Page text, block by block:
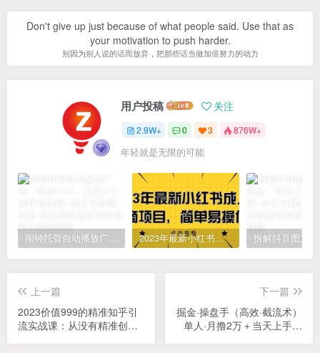
Don't give up just because of what people said. Use that as
your motivation to push harder.
别因为别人说的话而放弃，把那些话当做加倍努力的动力
用户投稿 关注
2.9W+ 0 3 876W+
年轻就是无限的可能
闹钟托管自动播放广告，单机5-10，无需人工操作 2023年最新小红书成人电商项目，简单易操作【详细教程】
上一篇
2023价值999的精准知乎引
流实战课：从没有精准创业
下一篇
掘金·操盘手（高效·截流术）
单人·月撸2万＋当天上手快